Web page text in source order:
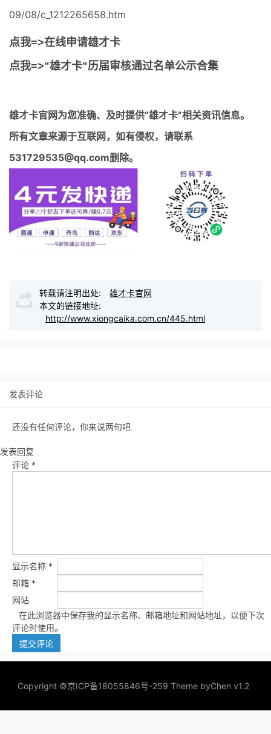
09/08/c_1212265658.htm
点我=>在线申请雄才卡
点我=>"雄才卡"历届审核通过名单公示合集
雄才卡官网为您准确、及时提供“雄才卡”相关资讯信息。
所有文章来源于互联网，如有侵权，请联系
531729535@qq.com删除。
转载请注明出处:
雄才卡官网
本文的链接地址:
http://www.xiongcaika.com.cn/445.html
发表评论
还没有任何评论，你来说两句吧
发表回复
评论 *
显示名称 *
邮箱 *
网站
在此浏览器中保存我的显示名称、邮箱地址和网站地址，以便下次
评论时使用。
Copyright ©京ICP备18055846号-259 Theme byChen v1.2